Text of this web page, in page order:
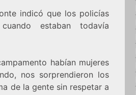
indicó que los policías
estaban todavía
habían mujeres
nos sorprendieron los
de la gente sin respetar a